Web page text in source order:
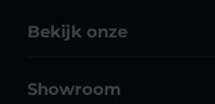
Bekijk onze
Showroom